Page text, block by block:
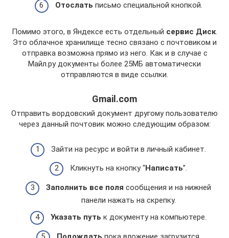
Отослать письмо специальной кнопкой.
Помимо этого, в Яндексе есть отдельный сервис Диск.
Это облачное хранилище тесно связано с почтовиком и
отправка возможна прямо из него. Как и в случае с
Майл.ру документы более 25МБ автоматически
отправляются в виде ссылки.
Gmail.com
Отправить вордовский документ другому пользователю
через данный почтовик можно следующим образом:
Зайти на ресурс и войти в личный кабинет.
Кликнуть на кнопку “Написать”.
Заполнить все поля сообщения и на нижней
панели нажать на скрепку.
Указать путь к документу на компьютере.